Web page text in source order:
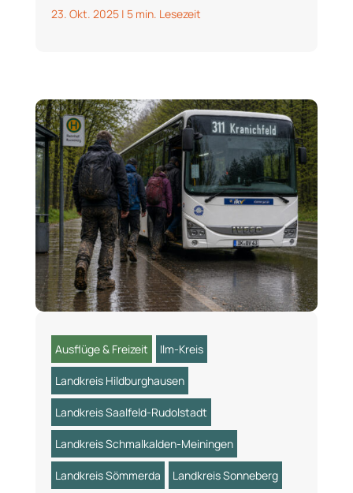
23. Okt. 2025| 5 min. Lesezeit
Ausflüge & Freizeit Ilm-Kreis
Landkreis Hildburghausen
Landkreis Saalfeld-Rudolstadt
Landkreis Schmalkalden-Meiningen
Landkreis Sömmerda Landkreis Sonneberg